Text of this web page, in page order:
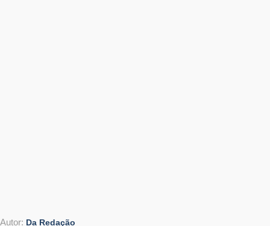
Autor: Da Redação